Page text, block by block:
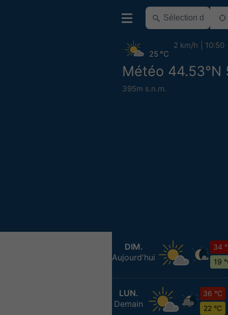
Météo 44.53°N
395m s.n.m.
25 °C
2 km/h 10:50
DIM.
Aujourd'hui
34
19
LUN.
Demain
36 °C
22 °C